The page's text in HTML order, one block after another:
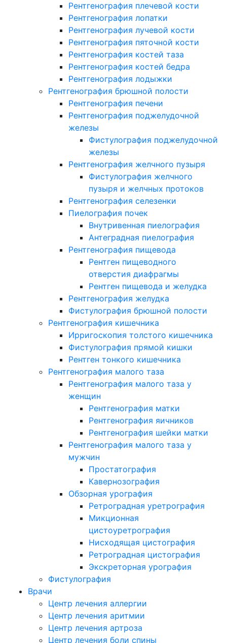
Рентгенография плечевой кости
Рентгенография лопатки
Рентгенография лучевой кости
Рентгенография пяточной кости
Рентгенография костей таза
Рентгенография костей бедра
Рентгенография лодыжки
Рентгенография брюшной полости
Рентгенография печени
Рентгенография поджелудочной
железы
Фистулография поджелудочной
железы
Рентгенография желчного пузыря
Фистулография желчного
пузыря и желчных протоков
Рентгенография селезенки
Пиелография почек
Внутривенная пиелография
Антеградная пиелография
Рентгенография пищевода
Рентген пищеводного
отверстия диафрагмы
Рентген пищевода и желудка
Рентгенография желудка
Фистулография брюшной полости
Рентгенография кишечника
Ирригоскопия толстого кишечника
Фистулография прямой кишки
Рентген тонкого кишечника
Рентгенография малого таза
Рентгенография малого таза у
женщин
Рентгенография матки
Рентгенография яичников
Рентгенография шейки матки
Рентгенография малого таза у
мужчин
Простатография
Кавернозография
Обзорная урография
Ретроградная уретрография
Микционная
цистоуретрография
Нисходящая цистография
Ретроградная цистография
Экскреторная урография
Фистулография
Врачи
Центр лечения аллергии
Центр лечения аритмии
Центр лечения артроза
Центр лечения боли спины